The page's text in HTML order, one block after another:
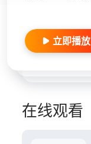
立即播放
在线观看